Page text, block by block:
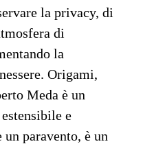
la privacy, di
di
la
Origami,
Meda è un
e
paravento, è un